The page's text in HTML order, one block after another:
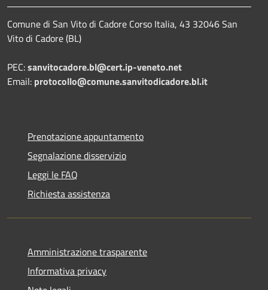
Comune di San Vito di Cadore Corso Italia, 43 32046 San
Vito di Cadore (BL)
PEC:sanvitocadore.bl@cert.ip-veneto.net
Email: protocollo@comune.sanvitodicadore.bl.it
Prenotazione appuntamento
Segnalazione disservizio
Leggi le FAQ
Richiesta assistenza
Amministrazione trasparente
Informativa privacy